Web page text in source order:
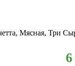
Мясная, Три